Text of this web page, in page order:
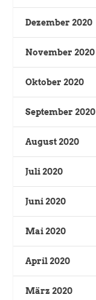
Dezember 2020
November 2020
Oktober 2020
September 2020
August 2020
Juli 2020
Juni 2020
Mai 2020
April 2020
März 2020